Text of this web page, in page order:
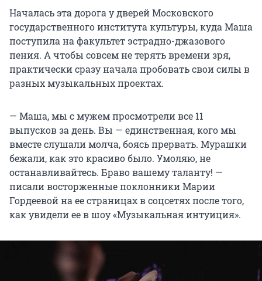
Началась эта дорога у дверей Московского
государственного института культуры, куда Маша
поступила на факультет эстрадно-джазового
пения. А чтобы совсем не терять времени зря,
практически сразу начала пробовать свои силы в
разных музыкальных проектах.
— Маша, мы с мужем просмотрели все 11
выпусков за день. Вы — единственная, кого мы
вместе слушали молча, боясь прервать. Мурашки
бежали, как это красиво было. Умоляю, не
останавливайтесь. Браво вашему таланту! —
писали восторженные поклонники Марии
Гордеевой на ее страницах в соцсетях после того,
как увидели ее в шоу «Музыкальная интуиция».